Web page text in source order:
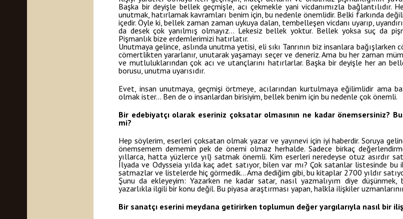
Başka bir deyişle bellek geçmişle, acı çekmekle yani vicdanımızla bağlantılıdır.
unutmak, hatırlamak kavramları benim için, bu nedenle önemlidir. Belki farkında
içedir. Öyle ki, bellek zaman zaman uykuya dalan, tembelleşen vicdanı uyarıp,
da desek çok yanılmış olmayız… Lekesiz bellek yoktur. Bellek yoksa suç da
Pişmanlık bize erdemlerimizi hatırlatır.
Unutmaya gelince, aslında unutma yetisi, eli sıkı Tanrının biz insanlara bağışlarken
cömertlikten yararlanır, unutarak yaşamayı seçer ve deneriz. Ama bu her zaman
ve mutluluklarından çok acı ve utançlarını hatırlarlar. Başka bir deyişle her an
borusu, unutma uyarısıdır.
Evet, insan unutmaya, geçmişi örtmeye, acılarından kurtulmaya eğilimlidir ama
olmak ister… Ben de o insanlardan birisiyim, bellek benim için bu nedenle çok önemli.
Bir edebiyatçı olarak eseriniz çoksatar olmasının ne kadar önemsersiniz?
mi?
Hep söylerim, eserleri çoksatan olmak yazar ve yayınevi için iyi haberdir. Soruya
önemsemem dememin pek de önemi olmaz herhalde. Sadece birkaç
yıllarca, hatta yüzlerce yıl) satmak önemli. Kim eserleri neredeyse otuz asırdır
İlyada ve Odysseia yılda kaç adet satıyor, bilen var mı? Çok satanlar listesinde bu
satmazlar ve listelerde hiç görmedik… Ama dediğim gibi, bu kitaplar 2700 yıldır
Şunu da ekleyeyim: Yazarken ne kadar satar, nasıl yazmalıyım diye
yazarlıkla ilgili bir konu değil. Bu piyasa araştırması yapan, halkla ilişkiler
Bir sanatçı eserini meydana getirirken toplumun değer yargılarıyla nasıl bir